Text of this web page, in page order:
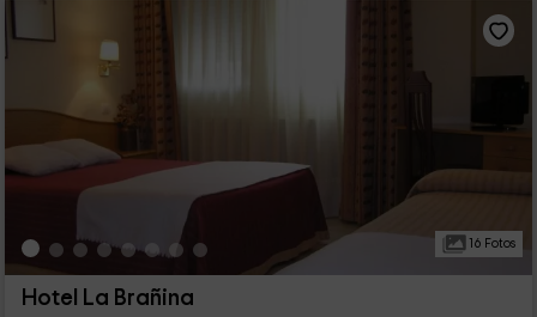
16 Fotos
Hotel La Brañina